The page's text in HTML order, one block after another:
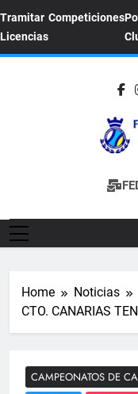
Tramitar
Licencias
Competiciones
Sitio
Home
Noticias
CTO. CANARIAS
CAMPEONATOS DE